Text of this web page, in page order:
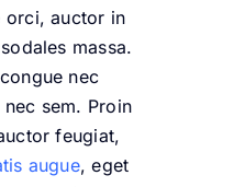
orci, auctor in
massa.
nec
sem. Proin
feugiat,
augue, eget